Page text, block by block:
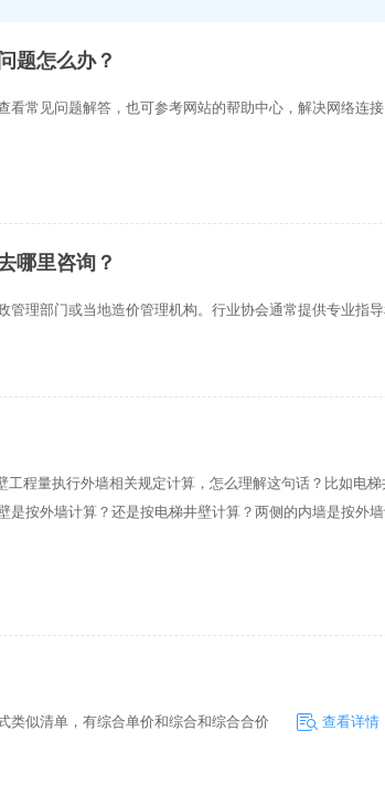
题怎么办？
看常见问题解答，也可参考网站的帮助中心，解决网络连
哪里咨询？
理部门或当地造价管理机构。行业协会通常提供专业指导
工程量执行外墙相关规定计算，怎么理解这句话？比如电
是按外墙计算？还是按电梯井壁计算？两侧的内墙是按外
类似清单，有综合单价和综合和综合合价 查看详情